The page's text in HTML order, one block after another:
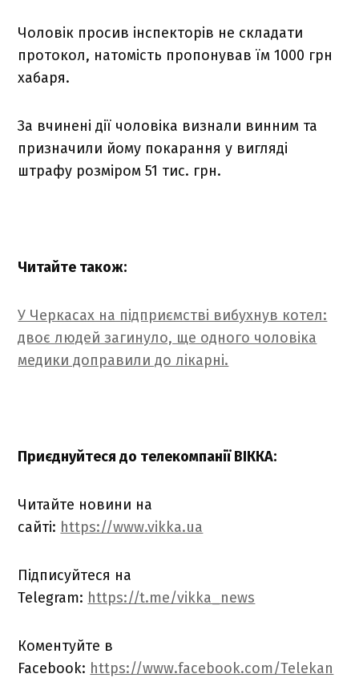
Чоловік просив інспекторів не складати
протокол, натомість пропонував їм 1000 грн
хабаря.
За вчинені дії чоловіка визнали винним та
призначили йому покарання у вигляді
штрафу розміром 51 тис. грн.
Читайте також:
У Черкасах на підприємстві вибухнув котел:
двоє людей загинуло, ще одного чоловіка
медики доправили до лікарні.
Приєднуйтеся до телекомпанії ВІККА:
Читайте новини на
сайті: https://www.vikka.ua
Підписуйтеся на
Telegram: https://t.me/vikka_news
Коментуйте в
Facebook: https://www.facebook.com/Telekan